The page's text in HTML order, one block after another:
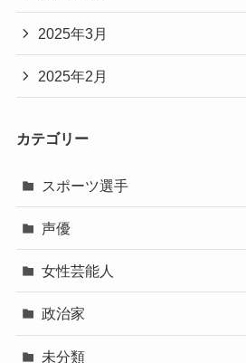
2025年3月
2025年2月
カテゴリー
スポーツ選手
声優
女性芸能人
政治家
未分類